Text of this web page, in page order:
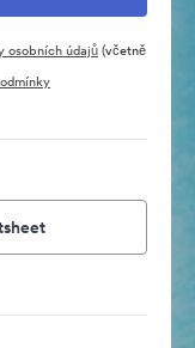
osobních údajů(včetně